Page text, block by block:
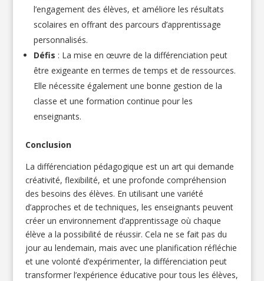
l’engagement des élèves, et améliore les résultats
scolaires en offrant des parcours d’apprentissage
personnalisés.
Défis : La mise en œuvre de la différenciation peut
être exigeante en termes de temps et de ressources.
Elle nécessite également une bonne gestion de la
classe et une formation continue pour les
enseignants.
Conclusion
La différenciation pédagogique est un art qui demande
créativité, flexibilité, et une profonde compréhension
des besoins des élèves. En utilisant une variété
d’approches et de techniques, les enseignants peuvent
créer un environnement d’apprentissage où chaque
élève a la possibilité de réussir. Cela ne se fait pas du
jour au lendemain, mais avec une planification réfléchie
et une volonté d’expérimenter, la différenciation peut
transformer l’expérience éducative pour tous les élèves,